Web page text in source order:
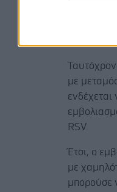
στην
με
ενδέχεται
RSV.
Έτσι, ο
με
μπορούσε